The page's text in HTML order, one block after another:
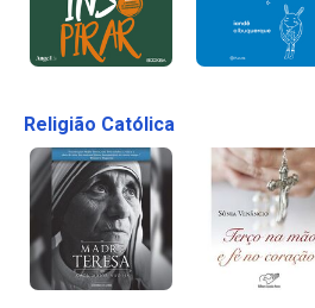
Religião Católica